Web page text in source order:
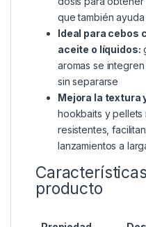
Solubilidad doble:
tanto en mezclas
facilitando la
homogéneas sin
Emulsionante
estabilidad del
o pierda textura
inmersión en el agua
Reduce la
alta
dosis para obtener
que también ayuda